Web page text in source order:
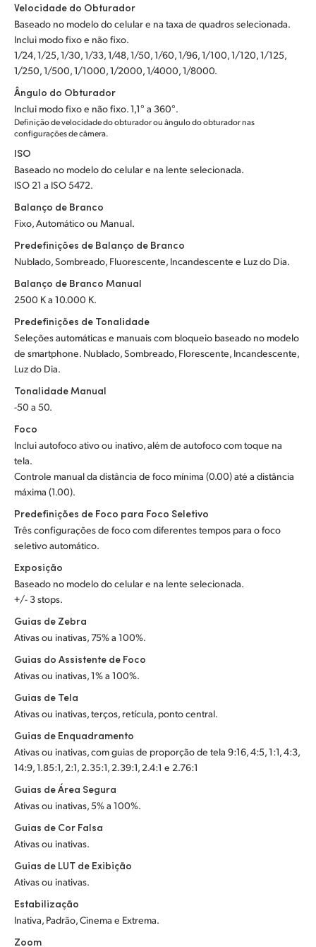
UAE
Ukraine
United Kingdom
United States
Velocidade do Obturador
Baseado no modelo do celular e na taxa de quadros selecionada.
Inclui modo fixo e não fixo.
1/24, 1/25, 1/30, 1/33, 1/48, 1/50, 1/60, 1/96, 1/100, 1/120, 1/125,
1/250, 1/500, 1/1000, 1/2000, 1/4000, 1/8000.
Ângulo do Obturador
Inclui modo fixo e não fixo. 1,1° a 360°.
Definição de velocidade do obturador ou ângulo do obturador nas
configurações de câmera.
ISO
Baseado no modelo do celular e na lente selecionada.
ISO 21 a ISO 5472.
Balanço de Branco
Fixo, Automático ou Manual.
Predefinições de Balanço de Branco
Nublado, Sombreado, Fluorescente, Incandescente e Luz do Dia.
Balanço de Branco Manual
2500 K a 10.000 K.
Predefinições de Tonalidade
Seleções automáticas e manuais com bloqueio baseado no modelo
de smartphone. Nublado, Sombreado, Florescente, Incandescente,
Luz do Dia.
Tonalidade Manual
-50 a 50.
Foco
Inclui autofoco ativo ou inativo, além de autofoco com toque na
tela.
Controle manual da distância de foco mínima (0.00) até a distância
máxima (1.00).
Predefinições de Foco para Foco Seletivo
Três configurações de foco com diferentes tempos para o foco
seletivo automático.
Exposição
Baseado no modelo do celular e na lente selecionada.
+/- 3 stops.
Guias de Zebra
Ativas ou inativas, 75% a 100%.
Guias do Assistente de Foco
Ativas ou inativas, 1% a 100%.
Guias de Tela
Ativas ou inativas, terços, retícula, ponto central.
Guias de Enquadramento
Ativas ou inativas, com guias de proporção de tela 9:16, 4:5, 1:1, 4:3,
14:9, 1.85:1, 2:1, 2.35:1, 2.39:1, 2.4:1 e 2.76:1
Guias de Área Segura
Ativas ou inativas, 5% a 100%.
Guias de Cor Falsa
Ativas ou inativas.
Guias de LUT de Exibição
Ativas ou inativas.
Estabilização
Inativa, Padrão, Cinema e Extrema.
Zoom